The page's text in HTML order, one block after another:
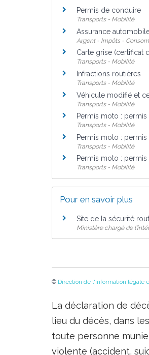
Permis de conduire
Transports - Mobilité
Assurance
Argent - Impôts -
Carte grise (certificat
Transports - Mobilité
Infractions routières
Transports - Mobilité
Véhicule modifié et
Transports - Mobilité
Permis moto : permis
Transports - Mobilité
Permis moto :
Transports - Mobilité
Permis moto :
Transports - Mobilité
Pour en savoir plus
Site de la sécurité
Ministère chargé de
© Direction de l'information légale
La déclaration de
lieu du décès, dans
toute personne
violente (accident,